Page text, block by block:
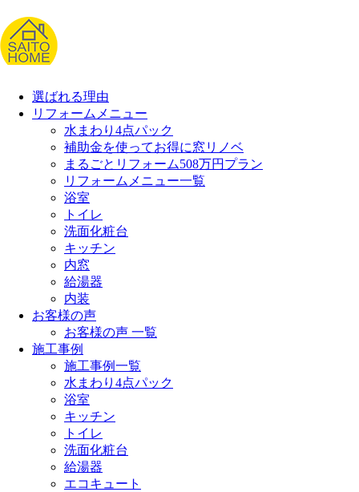
選ばれる理由
リフォームメニュー
水まわり4点パック
補助金を使ってお得に窓リノベ
まるごとリフォーム508万円プラン
リフォームメニュー一覧
浴室
トイレ
洗面化粧台
キッチン
内窓
給湯器
内装
お客様の声
お客様の声 一覧
施工事例
施工事例一覧
水まわり4点パック
浴室
キッチン
トイレ
洗面化粧台
給湯器
エコキュート